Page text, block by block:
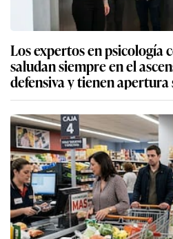
Los expertos en psicología
saludan siempre en el
defensiva y tienen apertura